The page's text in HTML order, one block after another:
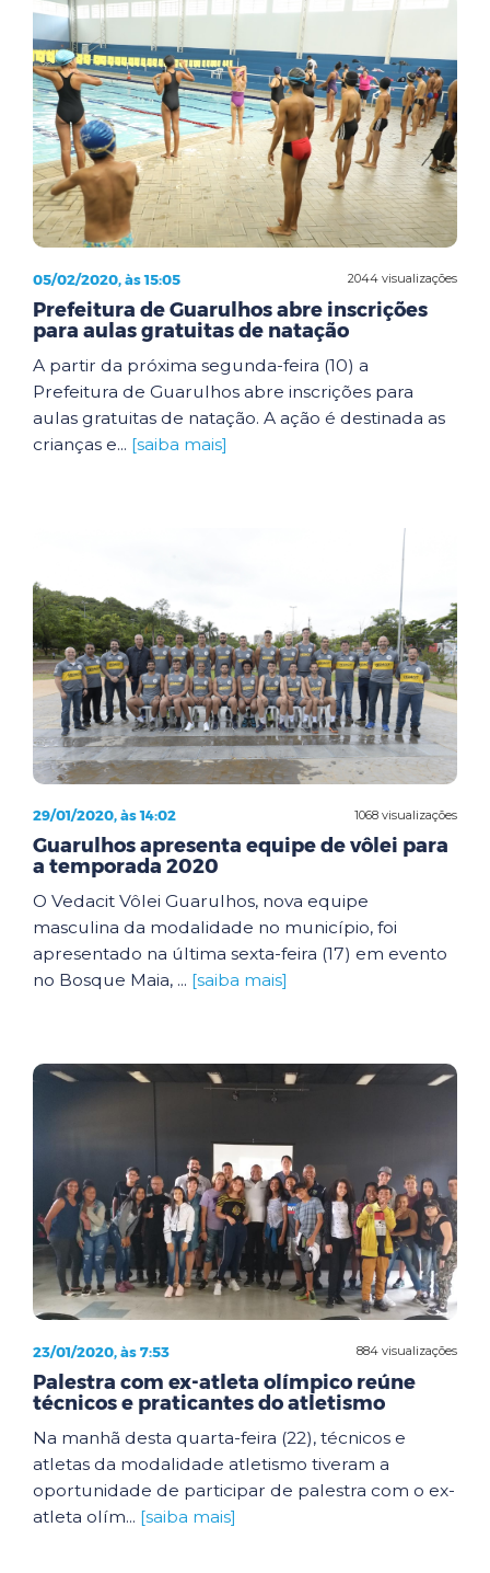
2044 visualizações
05/02/2020, às 15:05
Prefeitura de Guarulhos abre inscrições
para aulas gratuitas de natação
A partir da próxima segunda-feira (10) a
Prefeitura de Guarulhos abre inscrições para
aulas gratuitas de natação. A ação é destinada as
crianças e... [saiba mais]
1068 visualizações
29/01/2020, às 14:02
Guarulhos apresenta equipe de vôlei para
a temporada 2020
O Vedacit Vôlei Guarulhos, nova equipe
masculina da modalidade no município, foi
apresentado na última sexta-feira (17) em evento
no Bosque Maia, ... [saiba mais]
884 visualizações
23/01/2020, às 7:53
Palestra com ex-atleta olímpico reúne
técnicos e praticantes do atletismo
Na manhã desta quarta-feira (22), técnicos e
atletas da modalidade atletismo tiveram a
oportunidade de participar de palestra com o ex-
atleta olím... [saiba mais]